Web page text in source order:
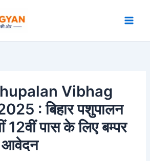
Vibhag
: बिहार पशुपालन
12वीं पास के लिए बम्पर
आवेदन